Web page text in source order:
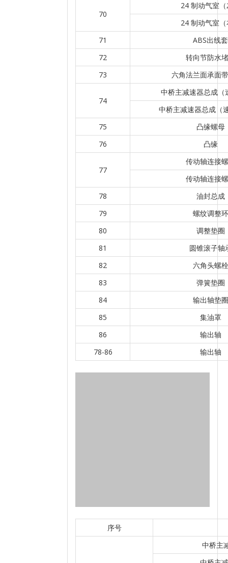
70
24 制动气室
24 制动气室
71
ABS出线套
72
转向节防水
73
六角法兰面承面
74
中桥主减速器总成（
中桥主减速器总成（
75
凸缘螺母
76
凸缘
77
传动轴连接
传动轴连接
78
油封总成
79
螺纹调整环
80
调整垫圈
81
圆锥滚子轴
82
六角头螺栓
83
弹簧垫圈
84
输出轴垫圈
85
集油罩
86
输出轴
78-86
输出轴
序号
中桥主